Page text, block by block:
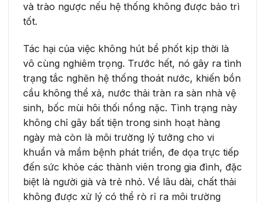
và trào ngược nếu hệ thống không được bảo trì
tốt.
Tác hại của việc không hút bể phốt kịp thời là
vô cùng nghiêm trọng. Trước hết, nó gây ra tình
trạng tắc nghẽn hệ thống thoát nước, khiến bồn
cầu không thể xả, nước thải tràn ra sàn nhà vệ
sinh, bốc mùi hôi thối nồng nặc. Tình trạng này
không chỉ gây bất tiện trong sinh hoạt hàng
ngày mà còn là môi trường lý tưởng cho vi
khuẩn và mầm bệnh phát triển, đe dọa trực tiếp
đến sức khỏe các thành viên trong gia đình, đặc
biệt là người già và trẻ nhỏ. Về lâu dài, chất thải
không được xử lý có thể rò rỉ ra môi trường